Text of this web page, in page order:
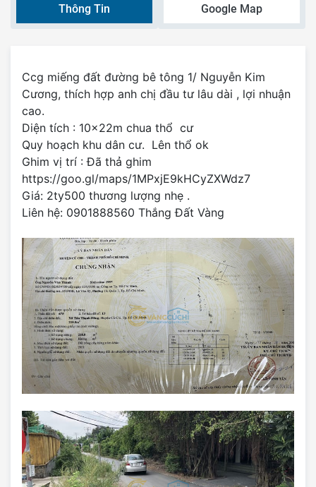
Thông Tin Google Map
Ccg miếng đất đường bê tông 1/ Nguyễn Kim
Cương, thích hợp anh chị đầu tư lâu dài , lợi nhuận
cao.
Diện tích : 10x22m chua thổ cư
Quy hoạch khu dân cư. Lên thổ ok
Ghim vị trí : Đã thả ghim
https://goo.gl/maps/1MPxjE9kHCyZXWdz7
Giá: 2ty500 thương lượng nhẹ .
Liên hệ: 0901888560 Thắng Đất Vàng